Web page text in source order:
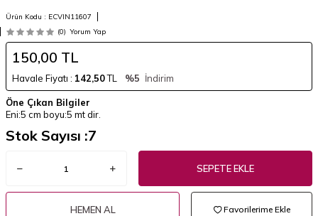
Ürün Kodu : ECVIN11607
(0) Yorum Yap
150,00 TL
Havale Fiyatı : 142,50TL %5 İndirim
Öne Çıkan Bilgiler
Eni:5 cm boyu:5 mt dir.
Stok Sayısı :7
SEPETE EKLE
HEMEN AL Favorilerime Ekle